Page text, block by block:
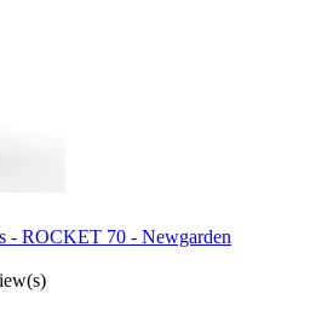
- ROCKET 70 - Newgarden